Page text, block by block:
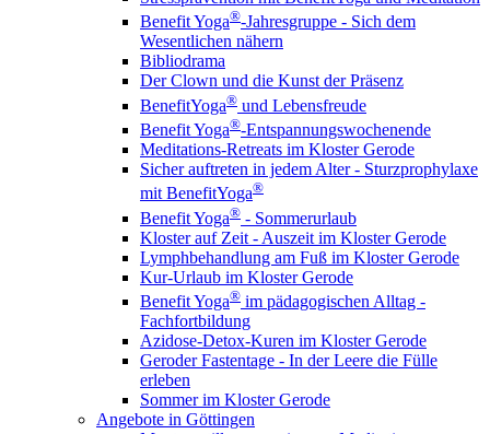
Benefit Yoga®-Jahresgruppe - Sich dem
Wesentlichen nähern
Bibliodrama
Der Clown und die Kunst der Präsenz
BenefitYoga® und Lebensfreude
Benefit Yoga®-Entspannungswochenende
Meditations-Retreats im Kloster Gerode
Sicher auftreten in jedem Alter - Sturzprophylaxe
mit BenefitYoga®
Benefit Yoga® - Sommerurlaub
Kloster auf Zeit - Auszeit im Kloster Gerode
Lymphbehandlung am Fuß im Kloster Gerode
Kur-Urlaub im Kloster Gerode
Benefit Yoga® im pädagogischen Alltag -
Fachfortbildung
Azidose-Detox-Kuren im Kloster Gerode
Geroder Fastentage - In der Leere die Fülle
erleben
Sommer im Kloster Gerode
Angebote in Göttingen